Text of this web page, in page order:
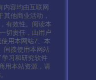
内容均由互联网
他商业活动，
有效性。阅读本
切责任，由用户
用本网站7、本
间接使用本网站
习和研究软件
用本站资源，请